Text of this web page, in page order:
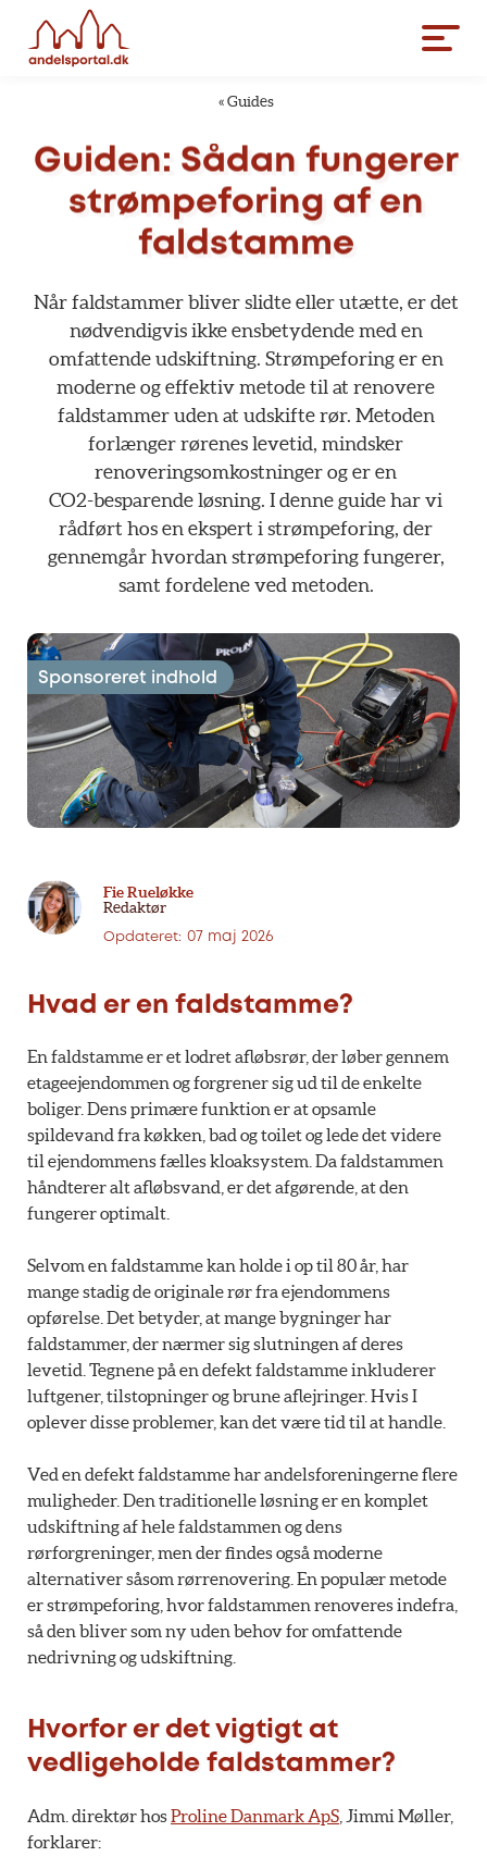
«Guides
Guiden: Sådan fungerer
strømpeforing af en
faldstamme
Når faldstammer bliver slidte eller utætte, er det
nødvendigvis ikke ensbetydende med en
omfattende udskiftning. Strømpeforing er en
moderne og effektiv metode til at renovere
faldstammer uden at udskifte rør. Metoden
forlænger rørenes levetid, mindsker
renoveringsomkostninger og er en
CO2-besparende løsning. I denne guide har vi
rådført hos en ekspert i strømpeforing, der
gennemgår hvordan strømpeforing fungerer,
samt fordelene ved metoden.
Fie Rueløkke
Redaktør
Opdateret: 07 maj 2026
Hvad er en faldstamme?
En faldstamme er et lodret afløbsrør, der løber gennem
etageejendommen og forgrener sig ud til de enkelte
boliger. Dens primære funktion er at opsamle
spildevand fra køkken, bad og toilet og lede det videre
til ejendommens fælles kloaksystem. Da faldstammen
håndterer alt afløbsvand, er det afgørende, at den
fungerer optimalt.
Selvom en faldstamme kan holde i op til 80 år, har
mange stadig de originale rør fra ejendommens
opførelse. Det betyder, at mange bygninger har
faldstammer, der nærmer sig slutningen af deres
levetid. Tegnene på en defekt faldstamme inkluderer
luftgener, tilstopninger og brune aflejringer. Hvis I
oplever disse problemer, kan det være tid til at handle.
Ved en defekt faldstamme har andelsforeningerne flere
muligheder. Den traditionelle løsning er en komplet
udskiftning af hele faldstammen og dens
rørforgreninger, men der findes også moderne
alternativer såsom rørrenovering. En populær metode
er strømpeforing, hvor faldstammen renoveres indefra,
så den bliver som ny uden behov for omfattende
nedrivning og udskiftning.
Hvorfor er det vigtigt at
vedligeholde faldstammer?
Adm. direktør hosProline Danmark ApS , Jimmi Møller,
forklarer: